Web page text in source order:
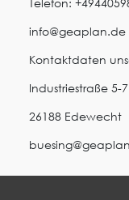
info@geaplan.de
Kontaktdaten
Industriestraße 5-7
26188 Edewecht